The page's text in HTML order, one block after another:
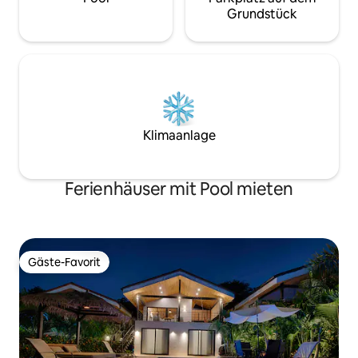
Grundstück
Klimaanlage
Ferienhäuser mit Pool mieten
Gäste-Favorit
Gäste-Favorit